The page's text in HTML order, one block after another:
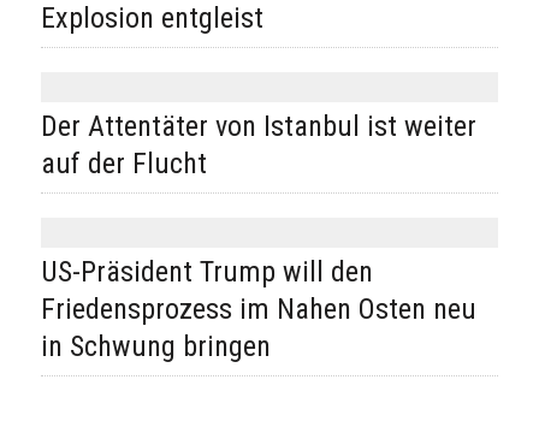
Explosion entgleist
Der Attentäter von Istanbul ist weiter
auf der Flucht
US-Präsident Trump will den
Friedensprozess im Nahen Osten neu
in Schwung bringen